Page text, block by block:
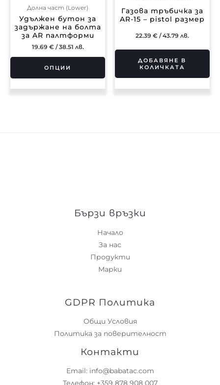
Долна част (Lower)
Удължен бутон за
задържане на болта
за AR палтформи
19.69 €/ 38.51 лв.
ОПЦИИ
multiple
variants.
The
options
chosen
on
Газова тръбичка за
AR-15 – pistol размер
22.39 €/ 43.79 лв.
ДОБАВЯНЕ В
КОЛИЧКАТА
Бързи връзки
Начало
За нас
Продукти
Марки
GDPR Политика
Общи Условия
Политика за поверителност
Контакти
Email: info@babatac.com
Телефон: +359 878 908 007